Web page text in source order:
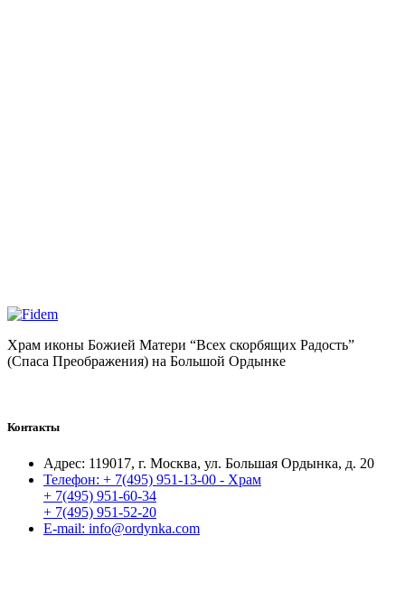
Храм иконы Божией Матери “Всех скорбящих Радость”
(Спаса Преображения) на Большой Ордынке
Контакты
Адрес: 119017, г. Москва, ул. Большая Ордынка, д. 20
Телефон: + 7(495) 951-13-00 - Храм
+ 7(495) 951-60-34
+ 7(495) 951-52-20
E-mail: info@ordynka.com